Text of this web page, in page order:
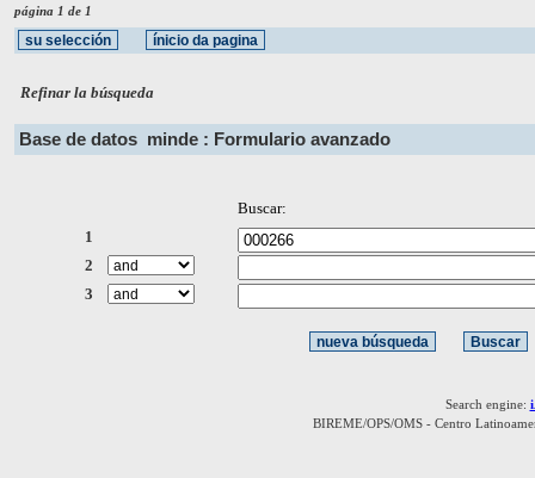
página 1 de 1
Refinar la búsqueda
Base de datos minde : Formulario avanzado
Buscar:
1
2
3
Search engine:
BIREME/OPS/OMS - Centro